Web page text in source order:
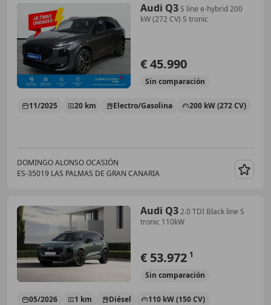
Audi Q3S line e-hybrid 200
kW (272 CV) S tronic
€ 45.990
Sin comparación
11/2025 20 km Electro/Gasolina 200 kW (272 CV)
DOMINGO ALONSO OCASIÓN
ES-35019 LAS PALMAS DE GRAN CANARIA
Audi Q32.0 TDI Black line S
tronic 110kW
€ 53.972 1
Sin comparación
05/2026 1 km Diésel 110 kW (150 CV)